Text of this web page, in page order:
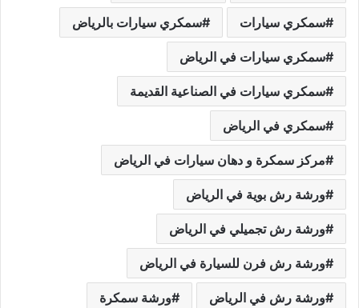
سمكري سيارات سمكري سيارات بالرياض
سمكري سيارات في الرياض
سمكري سيارات في الصناعية القديمة
سمكري في الرياض
مركز سمكرة و دهان سيارات في الرياض
ورشة رش بوية في الرياض
ورشة رش تجميلي في الرياض
ورشة رش فرن للسيارة في الرياض
ورشة رش في الرياض ورشة سمكرة